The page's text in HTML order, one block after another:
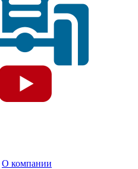
О компании